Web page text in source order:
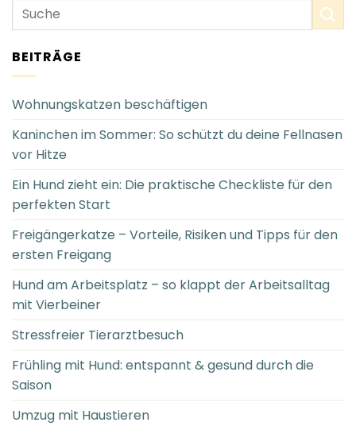
BEITRÄGE
Wohnungskatzen beschäftigen
Kaninchen im Sommer: So schützt du deine Fellnasen
vor Hitze
Ein Hund zieht ein: Die praktische Checkliste für den
perfekten Start
Freigängerkatze – Vorteile, Risiken und Tipps für den
ersten Freigang
Hund am Arbeitsplatz – so klappt der Arbeitsalltag
mit Vierbeiner
Stressfreier Tierarztbesuch
Frühling mit Hund: entspannt & gesund durch die
Saison
Umzug mit Haustieren